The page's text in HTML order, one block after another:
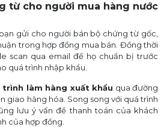
từ cho người mua hàng nước
gửi cho người bán bộ chứng từ gốc,
trong hợp đồng mua bán. Đồng thời
scan qua email để họ chuẩn bị trước
quá trình nhập khẩu.
trình làm hàng xuất khẩu qua đường
giao hàng hóa. Song song với quá trình
lưu ý vấn đề thanh toán của khách
của hợp đồng.